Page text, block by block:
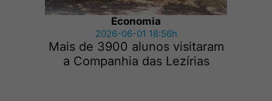
Economia
2026-06-01 18:56h
Mais de 3900 alunos visitaram
a Companhia das Lezírias